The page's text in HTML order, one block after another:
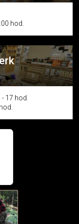
hod.
- 17 hod.